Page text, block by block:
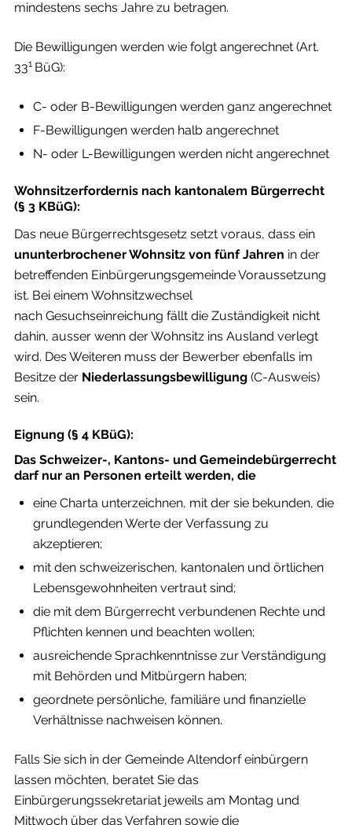
mindestens sechs Jahre zu betragen.
Die Bewilligungen werden wie folgt angerechnet (Art.
331 BüG):
C- oder B-Bewilligungen werden ganz angerechnet
F-Bewilligungen werden halb angerechnet
N- oder L-Bewilligungen werden nicht angerechnet
Wohnsitzerfordernis nach kantonalem Bürgerrecht
(§ 3 KBüG):
Das neue Bürgerrechtsgesetz setzt voraus, dass ein
ununterbrochener Wohnsitz von fünf Jahren in der
betreffenden Einbürgerungsgemeinde Voraussetzung
ist. Bei einem Wohnsitzwechsel
nach Gesuchseinreichung fällt die Zuständigkeit nicht
dahin, ausser wenn der Wohnsitz ins Ausland verlegt
wird. Des Weiteren muss der Bewerber ebenfalls im
Besitze der Niederlassungsbewilligung(C-Ausweis)
sein.
Eignung (§ 4 KBüG):
Das Schweizer-, Kantons- und Gemeindebürgerrecht
darf nur an Personen erteilt werden, die
eine Charta unterzeichnen, mit der sie bekunden, die
grundlegenden Werte der Verfassung zu
akzeptieren;
mit den schweizerischen, kantonalen und örtlichen
Lebensgewohnheiten vertraut sind;
die mit dem Bürgerrecht verbundenen Rechte und
Pflichten kennen und beachten wollen;
ausreichende Sprachkenntnisse zur Verständigung
mit Behörden und Mitbürgern haben;
geordnete persönliche, familiäre und finanzielle
Verhältnisse nachweisen können.
Falls Sie sich in der Gemeinde Altendorf einbürgern
lassen möchten, beratet Sie das
Einbürgerungssekretariat jeweils am Montag und
Mittwoch über das Verfahren sowie die